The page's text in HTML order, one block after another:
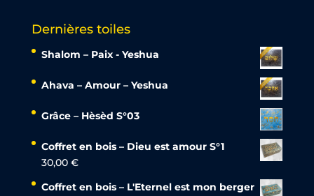
Dernières toiles
Shalom – Paix - Yeshua
Ahava – Amour – Yeshua
Grâce – Hèsèd S°03
Coffret en bois – Dieu est amour S°1
30,00 €
Coffret en bois – L'Eternel est mon berger